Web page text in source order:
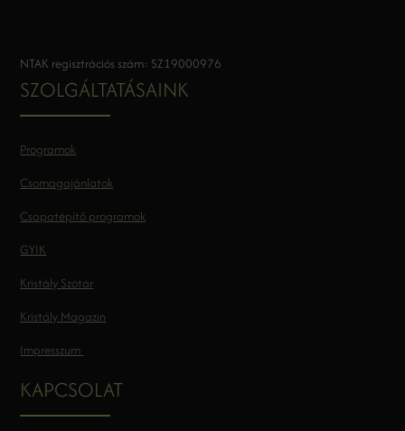
NTAK regisztrációs szám: SZ19000976
SZOLGÁLTATÁSAINK
Programok
Csomagajánlatok
Csapatépítő programok
GYIK
Kristály Szótár
Kristály Magazin
Impresszum
KAPCSOLAT